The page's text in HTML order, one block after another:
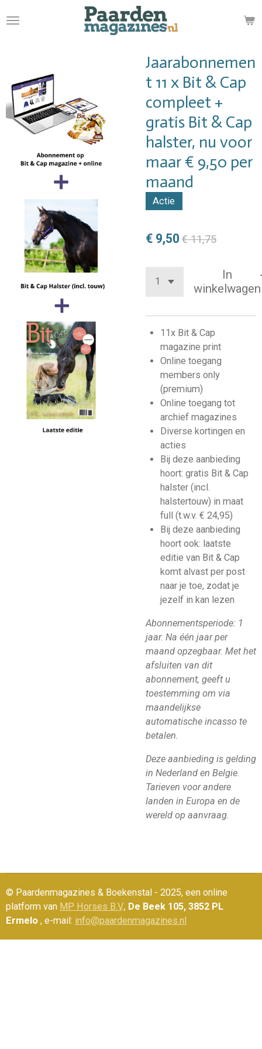
direct
Jaarabonnemen
t 11 x Bit & Cap
compleet +
gratis Bit & Cap
halster, nu voor
maar € 9,50 per
maand
Actie
€ 9,50 € 11,75
In
winkelwagen
11x Bit & Cap
magazine print
Online toegang
members only
(premium)
Online toegang tot
archief magazines
Diverse kortingen en
acties
Bij deze aanbieding
hoort: gratis Bit & Cap
halster (incl.
halstertouw) in maat
full (t.w.v. € 24,95)
Bij deze aanbieding
hoort ook: laatste
editie van Bit & Cap
komt alvast per post
naar je toe, zodat je
jezelf in kan lezen
Abonnementsperiode: 1
jaar. Na één jaar per
maand opzegbaar. Met het
afsluiten van dit
abonnement, geeft u
toestemming om via
maandelijkse
automatische incasso te
betalen.
Deze aanbieding is gelding
in Nederland en Belgie.
Tarieven voor andere
landen in Europa en de
wereld op aanvraag.
© Paardenmagazines & Boekenstal - 2025, een online
platform van MP Horses B.V., De Beek 105, 3852 PL
Ermelo , e-mail: info@paardenmagazines.nl